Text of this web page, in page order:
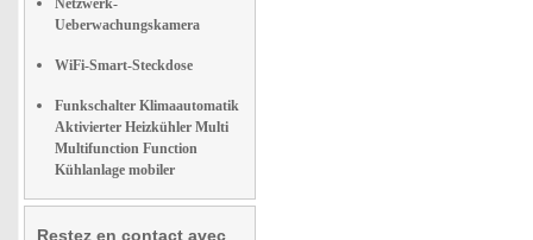
Netzwerk-
Ueberwachungskamera
WiFi-Smart-Steckdose
Funkschalter Klimaautomatik
Aktivierter Heizkühler Multi
Multifunction Function
Kühlanlage mobiler
Restez en contact avec